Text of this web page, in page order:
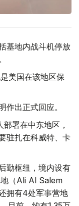
基地内战斗机停放
美国在该地区保
作出正式回应。
署在中东地区，
驻扎在科威特、卡
勤枢纽，境内设有
地（Ali Al Salem
拥有4处军事营地